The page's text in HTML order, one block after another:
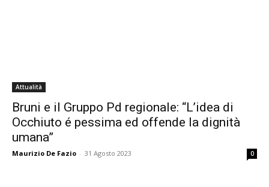
Attualità
Bruni e il Gruppo Pd regionale: “L’idea di
Occhiuto é pessima ed offende la dignità
umana”
Maurizio De Fazio - 31 Agosto 2023 0